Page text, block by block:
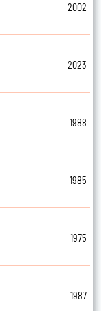
2002
2023
1988
1985
1975
1987